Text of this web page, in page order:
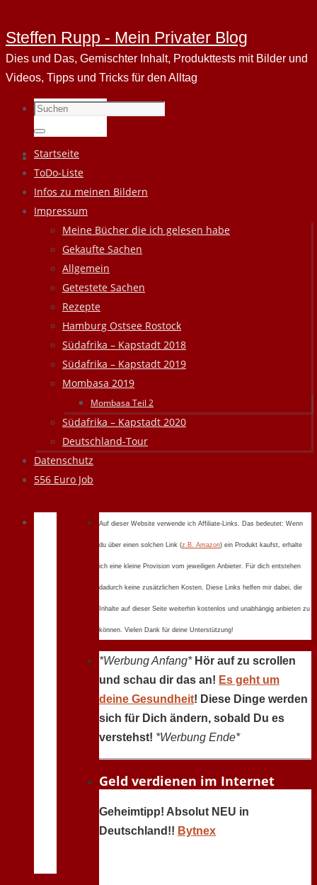
Steffen Rupp - Mein Privater Blog
Dies und Das, Gemischter Inhalt, Produkttests mit Bilder und
Videos, Tipps und Tricks für den Alltag
Suchen
nach:
Suchen
Zum
Inhalt
springen
Startseite
ToDo-Liste
Infos zu meinen Bildern
Impressum
Meine Bücher die ich gelesen habe
Gekaufte Sachen
Allgemein
Getestete Sachen
Rezepte
Hamburg Ostsee Rostock
Südafrika – Kapstadt 2018
Südafrika – Kapstadt 2019
Mombasa 2019
Mombasa Teil 2
Südafrika – Kapstadt 2020
Deutschland-Tour
Datenschutz
556 Euro Job
Auf dieser Website verwende ich Affiliate-Links. Das bedeutet: Wenn
du über einen solchen Link (z.B. Amazon) ein Produkt kaufst, erhalte
ich eine kleine Provision vom jeweiligen Anbieter. Für dich entstehen
dadurch keine zusätzlichen Kosten. Diese Links helfen mir dabei, die
Inhalte auf dieser Seite weiterhin kostenlos und unabhängig anbieten zu
können. Vielen Dank für deine Unterstützung!
*Werbung Anfang* Hör auf zu scrollen
und schau dir das an! Es geht um
deine Gesundheit! Diese Dinge werden
sich für Dich ändern, sobald Du es
verstehst! *Werbung Ende*
Geld verdienen im Internet
Geheimtipp! Absolut NEU in
Deutschland!! Bytnex